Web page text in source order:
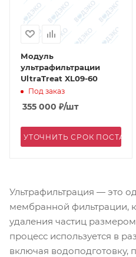
Модуль
ультрафильтрации
UltraTreat XL09-60
Под заказ
355 000 ₽/шт
УТОЧНИТЬ СРОК
Ультрафильтрация — это
мембранной фильтрации,
удаления частиц размером
процесс используется в
включая водоподготовку,